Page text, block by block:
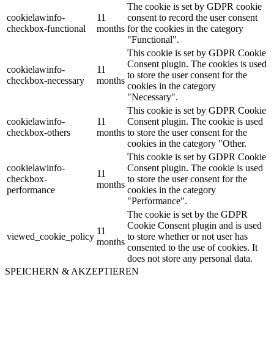
cookielawinfo-
checkbox-functional
11
months
The cookie is set by GDPR cookie
consent to record the user consent
for the cookies in the category
"Functional".
cookielawinfo-
checkbox-necessary
11
months
This cookie is set by GDPR Cookie
Consent plugin. The cookies is used
to store the user consent for the
cookies in the category
"Necessary".
cookielawinfo-
checkbox-others
11
months
This cookie is set by GDPR Cookie
Consent plugin. The cookie is used
to store the user consent for the
cookies in the category "Other.
cookielawinfo-
checkbox-
performance
11
months
This cookie is set by GDPR Cookie
Consent plugin. The cookie is used
to store the user consent for the
cookies in the category
"Performance".
viewed_cookie_policy
11
months
The cookie is set by the GDPR
Cookie Consent plugin and is used
to store whether or not user has
consented to the use of cookies. It
does not store any personal data.
SPEICHERN & AKZEPTIEREN